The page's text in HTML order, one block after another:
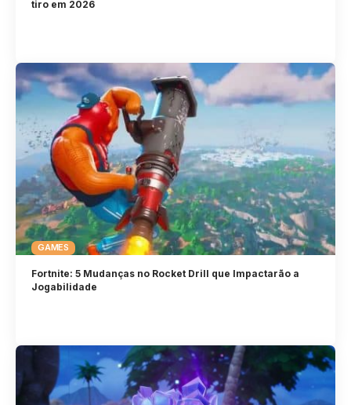
tiro em 2026
GAMES
Fortnite: 5 Mudanças no Rocket Drill que Impactarão a
Jogabilidade